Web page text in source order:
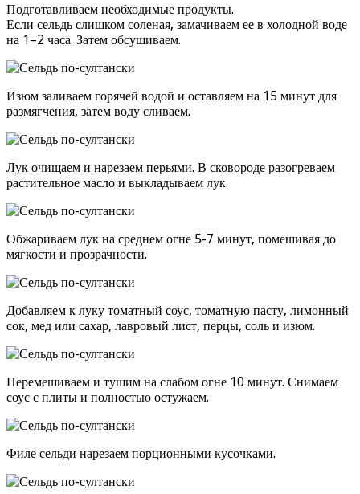
Подготавливаем необходимые продукты.
Если сельдь слишком соленая, замачиваем ее в холодной воде
на 1–2 часа. Затем обсушиваем.
Изюм заливаем горячей водой и оставляем на 15 минут для
размягчения, затем воду сливаем.
Лук очищаем и нарезаем перьями. В сковороде разогреваем
растительное масло и выкладываем лук.
Обжариваем лук на среднем огне 5-7 минут, помешивая до
мягкости и прозрачности.
Добавляем к луку томатный соус, томатную пасту, лимонный
сок, мед или сахар, лавровый лист, перцы, соль и изюм.
Перемешиваем и тушим на слабом огне 10 минут. Снимаем
соус с плиты и полностью остужаем.
Филе сельди нарезаем порционными кусочками.